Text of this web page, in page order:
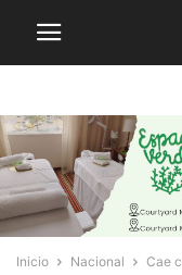
Inicio Nacional Cae